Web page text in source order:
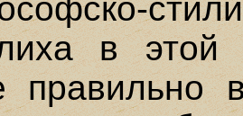
в этой
правильно